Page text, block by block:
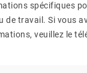
spécifiques
de travail. Si vous
veuillez le